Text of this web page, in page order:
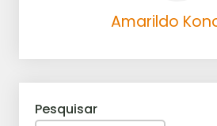
Amarildo
Pesquisar